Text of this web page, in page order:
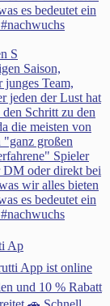
S
Ap